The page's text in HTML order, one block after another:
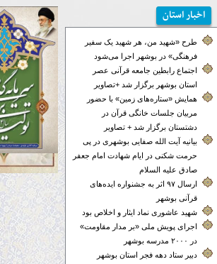
اخبار استان
طرح «شهید من، هر شهید یک سفیر
فرهنگی» در بوشهر اجرا می‌شود
اجتماع رابطین جامعه قرآنی عصر
استان بوشهر برگزار شد +تصاویر
همایش «ستاره‌های زمین» با حضور
مربیان جلسات خانگی قرآن در
دشتستان برگزار شد + تصاویر
بیانیه آیت الله صفایی بوشهری در پی
حرمت شکنی در ایام شهادت امام جعفر
صادق علیه السلام
ارسال ۹۷ اثر به جشنواره ایده‌های
قرآنی بوشهر
شهید عاشوری نماد ایثار و اخلاص بود
اجرای پویش ملی «بر مدار مقاومت»
در ۲۰۰۰ مدرسه بوشهر
دبیر ستاد دهه فجر استان بوشهر